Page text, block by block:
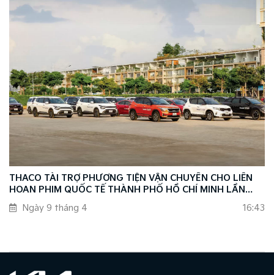
THACO TÀI TRỢ PHƯƠNG TIỆN VẬN CHUYỂN CHO LIÊN
HOAN PHIM QUỐC TẾ THÀNH PHỐ HỒ CHÍ MINH LẦN
THỨ 1 - NĂM 2024
Ngày 9 tháng 4 16:43